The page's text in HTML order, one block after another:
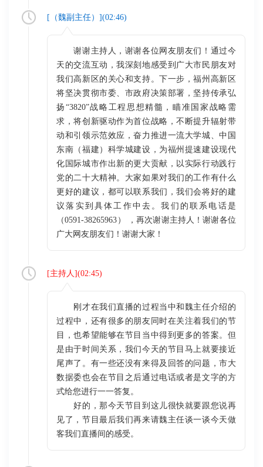
[（魏副主任）](02:46)
谢谢主持人，谢谢各位网友朋友们！通过今
天的交流互动，我深刻地感受到广大市民朋友对
我们高新区的关心和支持。下一步，福州高新区
将坚决贯彻市委、市政府决策部署，坚持传承弘
扬“3820”战略工程思想精髓，瞄准国家战略需
求，将创新驱动作为首位战略，不断提升辐射带
动和引领示范效应，奋力推进一流大学城、中国
东南（福建）科学城建设，为福州提速建设现代
化国际城市作出新的更大贡献，以实际行动践行
党的二十大精神。大家如果对我们的工作有什么
更好的建议，都可以联系我们，我们会将好的建
议落实到具体工作中去。我们的联系电话是
（0591-38265963） ，再次谢谢主持人！谢谢各位
广大网友朋友们！谢谢大家！
[主持人](02:45)
刚才在我们直播的过程当中和魏主任介绍的
过程中，还有很多的朋友同时在关注着我们的节
目，也希望能够在节目当中得到更多的答案。但
是由于时间关系，我们今天的节目马上就要接近
尾声了。有一些还没有来得及回答的问题，市大
数据委也会在节目之后通过电话或者是文字的方
式给您进行一一答复。
好的，那今天节目到这儿很快就要跟您说再
见了，节目最后我们再来请魏主任谈一谈今天做
客我们直播间的感受。